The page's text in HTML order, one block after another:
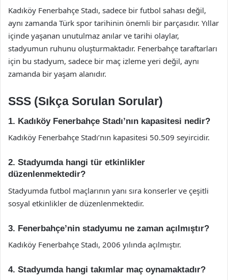
Kadıköy Fenerbahçe Stadı, sadece bir futbol sahası değil,
aynı zamanda Türk spor tarihinin önemli bir parçasıdır. Yıllar
içinde yaşanan unutulmaz anılar ve tarihi olaylar,
stadyumun ruhunu oluşturmaktadır. Fenerbahçe taraftarları
için bu stadyum, sadece bir maç izleme yeri değil, aynı
zamanda bir yaşam alanıdır.
SSS (Sıkça Sorulan Sorular)
1. Kadıköy Fenerbahçe Stadı’nın kapasitesi nedir?
Kadıköy Fenerbahçe Stadı’nın kapasitesi 50.509 seyircidir.
2. Stadyumda hangi tür etkinlikler
düzenlenmektedir?
Stadyumda futbol maçlarının yanı sıra konserler ve çeşitli
sosyal etkinlikler de düzenlenmektedir.
3. Fenerbahçe’nin stadyumu ne zaman açılmıştır?
Kadıköy Fenerbahçe Stadı, 2006 yılında açılmıştır.
4. Stadyumda hangi takımlar maç oynamaktadır?